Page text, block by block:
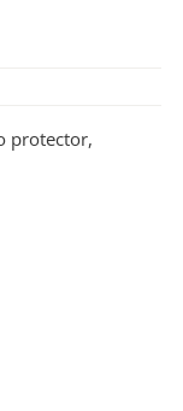
protector,